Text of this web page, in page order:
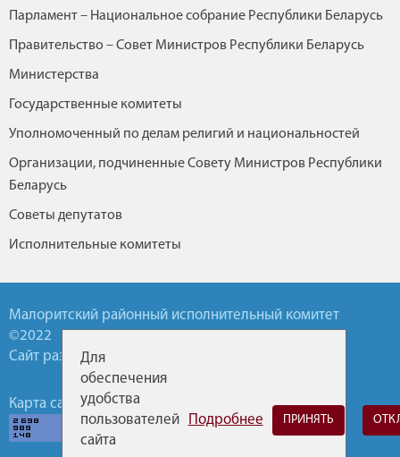
Парламент – Национальное собрание Республики Беларусь
Правительство – Совет Министров Республики Беларусь
Министерства
Государственные комитеты
Уполномоченный по делам религий и национальностей
Организации, подчиненные Совету Министров Республики
Беларусь
Советы депутатов
Исполнительные комитеты
Малоритский районный исполнительный комитет
©2022
Сайт разработан УП БелТА
Карта сайта Обратная связь Горячие линии
Для
обеспечения
удобства
пользователей
сайта
Подробнее ПРИНЯТЬ